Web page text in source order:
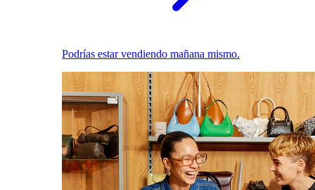
Podrías estar vendiendo mañana mismo.